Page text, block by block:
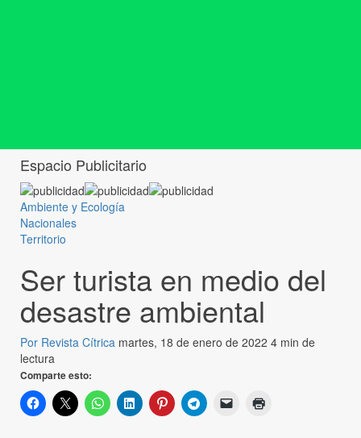
Espacio Publicitario
Ambiente y Ecología
Nacionales
Territorio
Ser turista en medio del
desastre ambiental
Por Revista Cítrica martes, 18 de enero de 2022 4 min de
lectura
Comparte esto: